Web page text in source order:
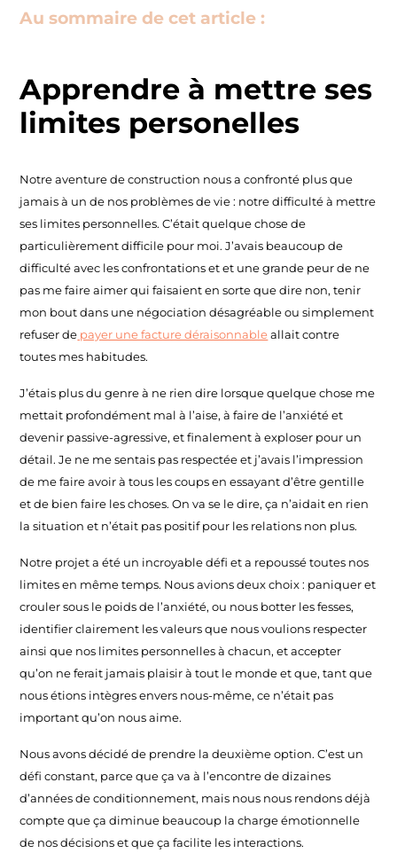
Au sommaire de cet article :
Apprendre à mettre ses
limites personelles
Notre aventure de construction nous a confronté plus que
jamais à un de nos problèmes de vie : notre difficulté à mettre
ses limites personnelles. C’était quelque chose de
particulièrement difficile pour moi. J’avais beaucoup de
difficulté avec les confrontations et et une grande peur de ne
pas me faire aimer qui faisaient en sorte que dire non, tenir
mon bout dans une négociation désagréable ou simplement
refuser de payer une facture déraisonnable allait contre
toutes mes habitudes.
J’étais plus du genre à ne rien dire lorsque quelque chose me
mettait profondément mal à l’aise, à faire de l’anxiété et
devenir passive-agressive, et finalement à exploser pour un
détail. Je ne me sentais pas respectée et j’avais l’impression
de me faire avoir à tous les coups en essayant d’être gentille
et de bien faire les choses. On va se le dire, ça n’aidait en rien
la situation et n’était pas positif pour les relations non plus.
Notre projet a été un incroyable défi et a repoussé toutes nos
limites en même temps. Nous avions deux choix : paniquer et
crouler sous le poids de l’anxiété, ou nous botter les fesses,
identifier clairement les valeurs que nous voulions respecter
ainsi que nos limites personnelles à chacun, et accepter
qu’on ne ferait jamais plaisir à tout le monde et que, tant que
nous étions intègres envers nous-même, ce n’était pas
important qu’on nous aime.
Nous avons décidé de prendre la deuxième option. C’est un
défi constant, parce que ça va à l’encontre de dizaines
d’années de conditionnement, mais nous nous rendons déjà
compte que ça diminue beaucoup la charge émotionnelle
de nos décisions et que ça facilite les interactions.